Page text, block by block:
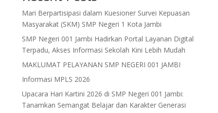
Mari Berpartisipasi dalam Kuesioner Survei Kepuasan
Masyarakat (SKM) SMP Negeri 1 Kota Jambi
SMP Negeri 001 Jambi Hadirkan Portal Layanan Digital
Terpadu, Akses Informasi Sekolah Kini Lebih Mudah
MAKLUMAT PELAYANAN SMP NEGERI 001 JAMBI
Informasi MPLS 2026
Upacara Hari Kartini 2026 di SMP Negeri 001 Jambi:
Tanamkan Semangat Belajar dan Karakter Generasi